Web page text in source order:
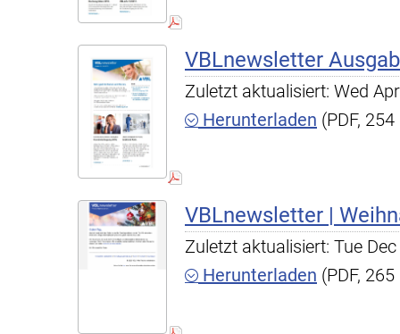
VBLnewsletter
Zuletzt aktualisiert: Wed
Herunterladen (PDF,
VBLnewsletter |
Zuletzt aktualisiert: Tue
Herunterladen (PDF,